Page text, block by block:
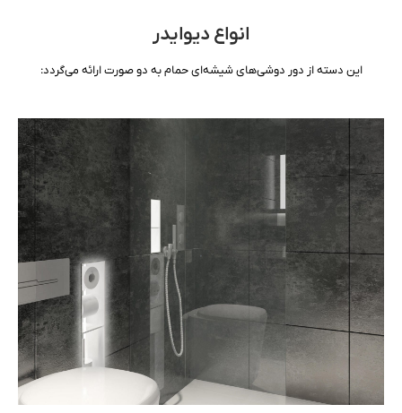
انواع دیوایدر
این دسته از دور دوشی‌های شیشه‌ای حمام به دو صورت ارائه می‌گردد: